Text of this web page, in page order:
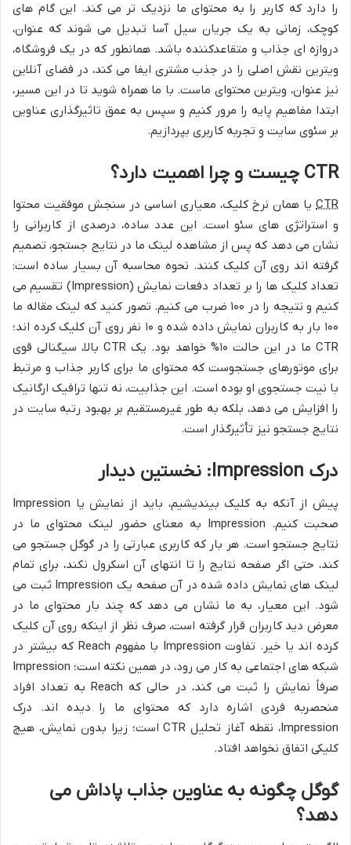
را دارد که کاربر را به محتوای ما نزدیک تر می کند. این گام های
کوچک، زمانی به یک جریان سیل آسا تبدیل می شوند که عنوان،
دروازه ای جذاب و متقاعدکننده باشد. همانطور که در یک فروشگاه،
ویترین نقش اصلی را در جذب مشتری ایفا می کند، در فضای آنلاین
نیز عنوان، ویترین محتوای ماست. با ما همراه شوید تا در این مسیر،
ابتدا مفاهیم پایه را مرور کنیم و سپس به عمق تاثیرگذاری عناوین
بر سئوی سایت و تجربه کاربری بپردازیم.
CTR چیست و چرا اهمیت دارد؟
CTR یا همان نرخ کلیک، معیاری اساسی در سنجش موفقیت محتوا
و استراتژی های سئو است. این عدد ساده، درصدی از کاربرانی را
نشان می دهد که پس از مشاهده لینک ما در نتایج جستجو، تصمیم
گرفته اند روی آن کلیک کنند. نحوه محاسبه آن بسیار ساده است:
تعداد کلیک ها را بر تعداد دفعات نمایش (Impression) تقسیم می
کنیم و نتیجه را در ۱۰۰ ضرب می کنیم. تصور کنید که لینک مقاله ما
۱۰۰ بار به کاربران نمایش داده شده و ۱۰ نفر روی آن کلیک کرده اند؛
CTR ما در این حالت ۱۰% خواهد بود. یک CTR بالا، سیگنالی قوی
برای موتورهای جستجوست که محتوای ما برای کاربر جذاب و مرتبط
با نیت جستجوی او بوده است. این جذابیت، نه تنها ترافیک ارگانیک
را افزایش می دهد، بلکه به طور غیرمستقیم بر بهبود رتبه سایت در
نتایج جستجو نیز تأثیرگذار است.
درک Impression: نخستین دیدار
پیش از آنکه به کلیک بیندیشیم، باید از نمایش یا Impression
صحبت کنیم. Impression به معنای حضور لینک محتوای ما در
نتایج جستجو است. هر بار که کاربری عبارتی را در گوگل جستجو می
کند، حتی اگر صفحه نتایج را تا انتهای آن اسکرول نکند، برای تمام
لینک های نمایش داده شده در آن صفحه یک Impression ثبت می
شود. این معیار، به ما نشان می دهد که چند بار محتوای ما در
معرض دید کاربران قرار گرفته است، صرف نظر از اینکه روی آن کلیک
کرده اند یا خیر. تفاوت Impression با مفهوم Reach که بیشتر در
شبکه های اجتماعی به کار می رود، در همین نکته است؛ Impression
صرفاً نمایش را ثبت می کند، در حالی که Reach به تعداد افراد
منحصربه فردی اشاره دارد که محتوای ما را دیده اند. درک
Impression، نقطه آغاز تحلیل CTR است؛ زیرا بدون نمایش، هیچ
کلیکی اتفاق نخواهد افتاد.
گوگل چگونه به عناوین جذاب پاداش می
دهد؟